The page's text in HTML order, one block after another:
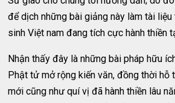
để dịch những bài giảng này làm tài
sinh Việt nam đang tích cực hành thiền
Nhận thấy đây là những bài pháp hữu
Phật tử mở rộng kiến văn, đồng thời hỗ
mới cũng như quí vị đã hành thiền lâu